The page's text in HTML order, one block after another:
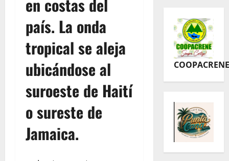
en costas del
país. La onda
tropical se aleja
ubicándose al
suroeste de Haití
o sureste de
Jamaica.
COOPACRENE